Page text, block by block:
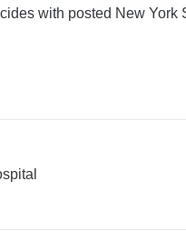
with posted New York